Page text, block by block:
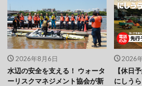
2026年8月6日
水辺の安全を支える！ ウォータ
ーリスクマネジメント協会が新
2026
【休日
にしう